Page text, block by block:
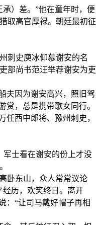
）差。”他在童年时，便
取高官厚禄。朝廷最初征
刺史庾冰仰慕谢安的名
部尚书范汪举荐谢安为吏
夫因为谢安高兴，照旧驾
，总是携带歌女同行。
西中郎将、豫州刺史，
军士看在谢安的份上才没
卧东山，众人常常议论
历，欢笑终日。离开
：“让司马戴好帽子再相